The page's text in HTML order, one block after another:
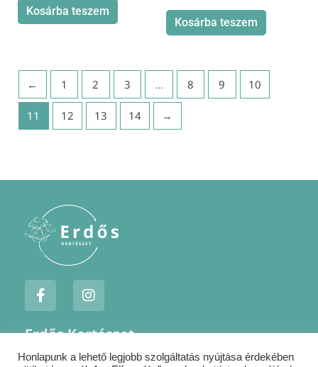
Kosárba teszem
Kosárba teszem
← 1 2 3 … 8 9 10
11 12 13 14 →
F
a
c
e
o
I
n
s
t
g
Erdős Kertészet
Honlapunk a lehető legjobb szolgáltatás nyújtása érdekében